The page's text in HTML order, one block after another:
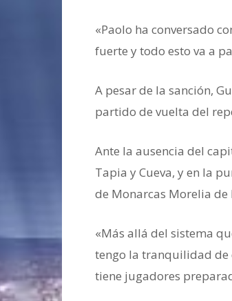
«Paolo ha conversado
fuerte y todo esto va a
A pesar de la sanción,
partido de vuelta del
Ante la ausencia del
Tapia y Cueva, y en la
de Monarcas Morelia de
«Más allá del sistema
tengo la tranquilidad de
tiene jugadores